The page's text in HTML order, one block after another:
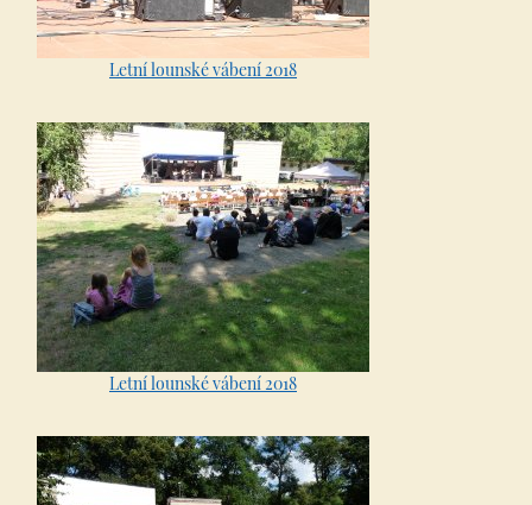
Letní lounské vábení 2018
Letní lounské vábení 2018